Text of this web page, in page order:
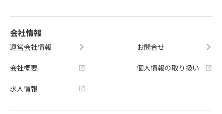
会社情報
運営会社情報
会社概要
求人情報
お問合せ
個人情報の取り扱い